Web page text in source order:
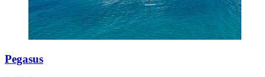
Pegasus